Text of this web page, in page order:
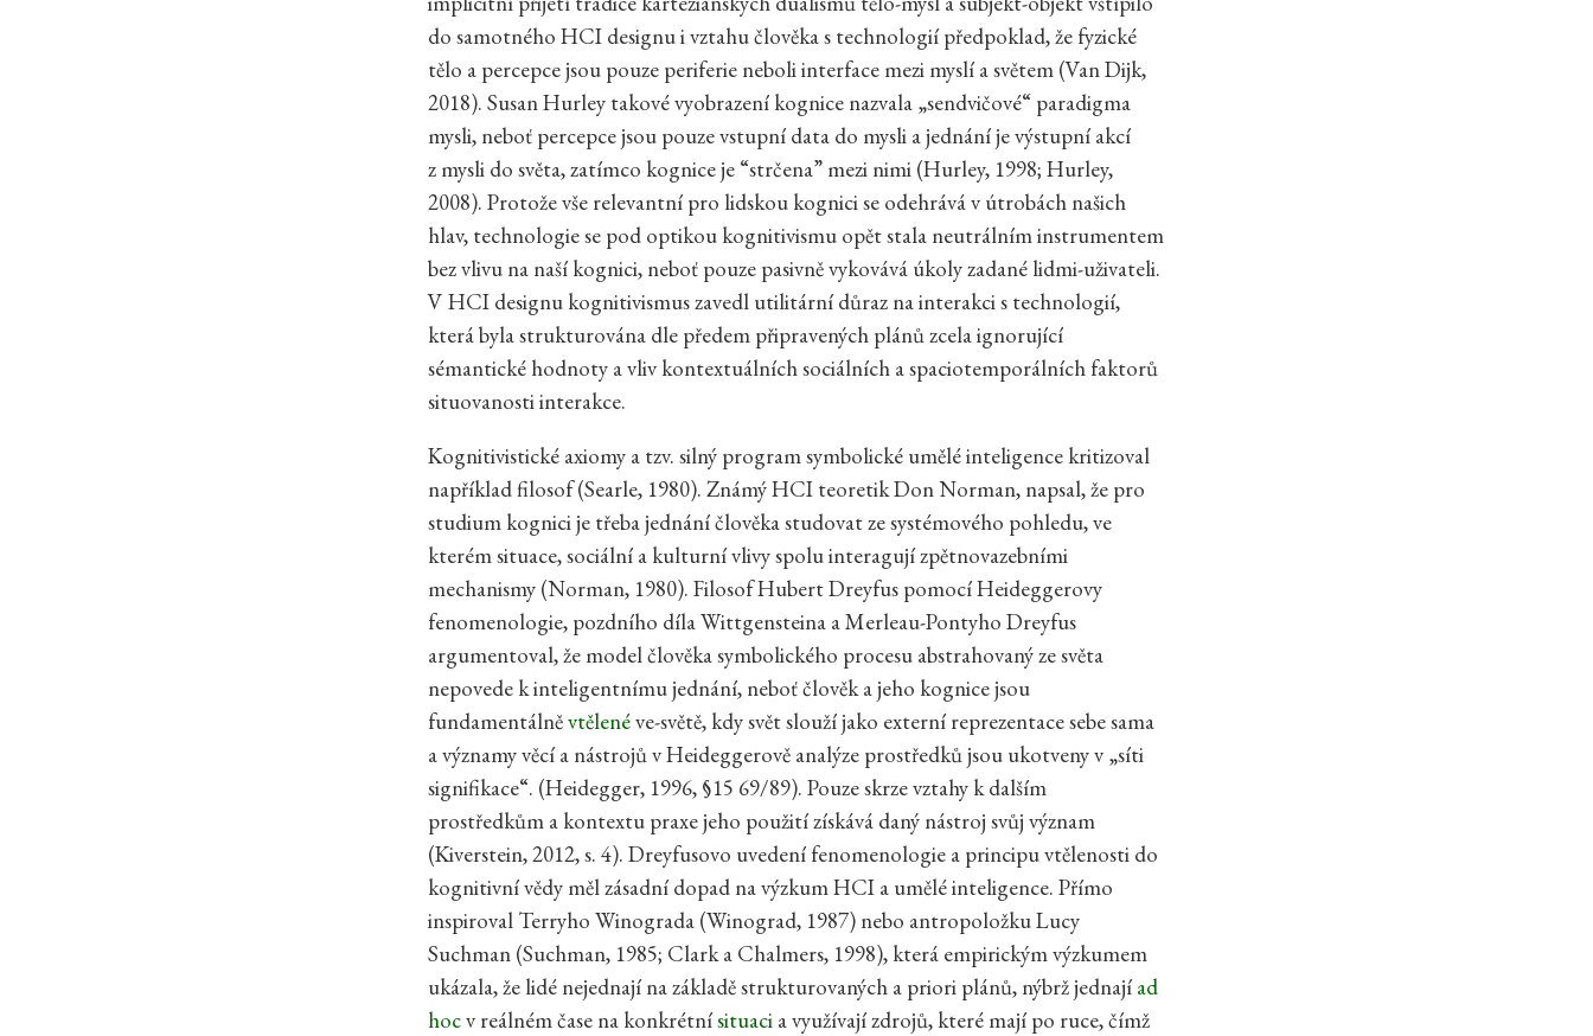
do samotného HCI designu i vztahu člověka s technologií předpoklad, že fyzické
tělo a percepce jsou pouze periferie neboli interface mezi myslí a světem (Van Dijk,
2018). Susan Hurley takové vyobrazení kognice nazvala „sendvičové“ paradigma
mysli, neboť percepce jsou pouze vstupní data do mysli a jednání je výstupní akcí
z mysli do světa, zatímco kognice je “strčena” mezi nimi (Hurley, 1998; Hurley,
2008). Protože vše relevantní pro lidskou kognici se odehrává v útrobách našich
hlav, technologie se pod optikou kognitivismu opět stala neutrálním instrumentem
bez vlivu na naší kognici, neboť pouze pasivně vykovává úkoly zadané lidmi-uživateli.
V HCI designu kognitivismus zavedl utilitární důraz na interakci s technologií,
která byla strukturována dle předem připravených plánů zcela ignorující
sémantické hodnoty a vliv kontextuálních sociálních a spaciotemporálních faktorů
situovanosti interakce.
Kognitivistické axiomy a tzv. silný program symbolické umělé inteligence kritizoval
například filosof (Searle, 1980). Známý HCI teoretik Don Norman, napsal, že pro
studium kognici je třeba jednání člověka studovat ze systémového pohledu, ve
kterém situace, sociální a kulturní vlivy spolu interagují zpětnovazebními
mechanismy (Norman, 1980). Filosof Hubert Dreyfus pomocí Heideggerovy
fenomenologie, pozdního díla Wittgensteina a Merleau-Pontyho Dreyfus
argumentoval, že model člověka symbolického procesu abstrahovaný ze světa
nepovede k inteligentnímu jednání, neboť člověk a jeho kognice jsou
fundamentálněvtělenéve-světě, kdy svět slouží jako externí reprezentace sebe sama
a významy věcí a nástrojů v Heideggerově analýze prostředků jsou ukotveny v „síti
signifikace“. (Heidegger, 1996, §15 69/89). Pouze skrze vztahy k dalším
prostředkům a kontextu praxe jeho použití získává daný nástroj svůj význam
(Kiverstein, 2012, s. 4). Dreyfusovo uvedení fenomenologie a principu vtělenosti do
kognitivní vědy měl zásadní dopad na výzkum HCI a umělé inteligence. Přímo
inspiroval Terryho Winograda (Winograd, 1987) nebo antropoložku Lucy
Suchman (Suchman, 1985; Clark a Chalmers, 1998), která empirickým výzkumem
ukázala, že lidé nejednají na základě strukturovaných a priori plánů, nýbrž jednají ad
hocv reálném čase na konkrétnísituaci a využívají zdrojů, které mají po ruce, čímž